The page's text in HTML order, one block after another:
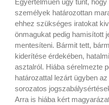
Egyértelműen úgy tűnt,
személyek határozottan
ehhez szükséges iratokat
önmagukat pedig hamisított
mentesíteni. Bármit tett,
kiderítése érdekében,
asztalról. Hiába sérelmezte
határozattal lezárt ügyben
sorozatos
Arra is hiába kért